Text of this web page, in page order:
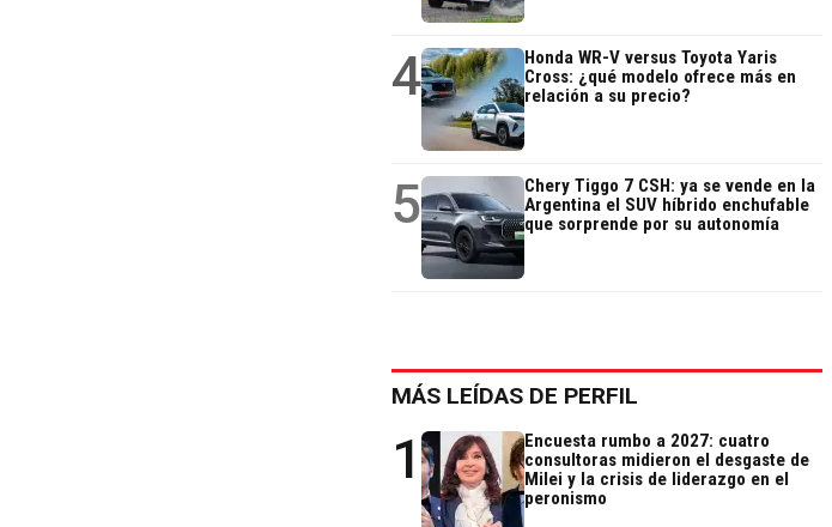
4
Honda WR-V versus Toyota Yaris
Cross: ¿qué modelo ofrece más en
relación a su precio?
5
Chery Tiggo 7 CSH: ya se vende en la
Argentina el SUV híbrido enchufable
que sorprende por su autonomía
MÁS LEÍDAS DE PERFIL
1
Encuesta rumbo a 2027: cuatro
consultoras midieron el desgaste de
Milei y la crisis de liderazgo en el
peronismo